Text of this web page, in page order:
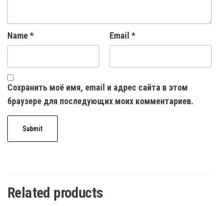
Name* Email *
Сохранить моё имя, email и адрес сайта в этом
браузере для последующих моих комментариев.
Related products